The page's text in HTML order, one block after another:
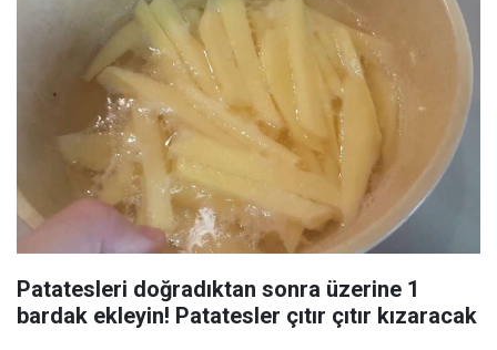
Patatesleri doğradıktan sonra üzerine 1
bardak ekleyin! Patatesler çıtır çıtır kızaracak